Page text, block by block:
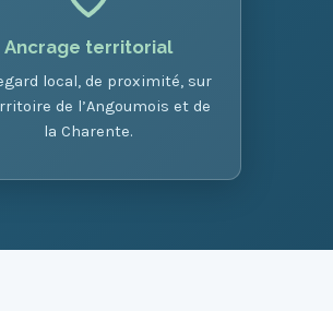
Ancrage territorial
local, de proximité, sur
de l’Angoumois et de
la Charente.